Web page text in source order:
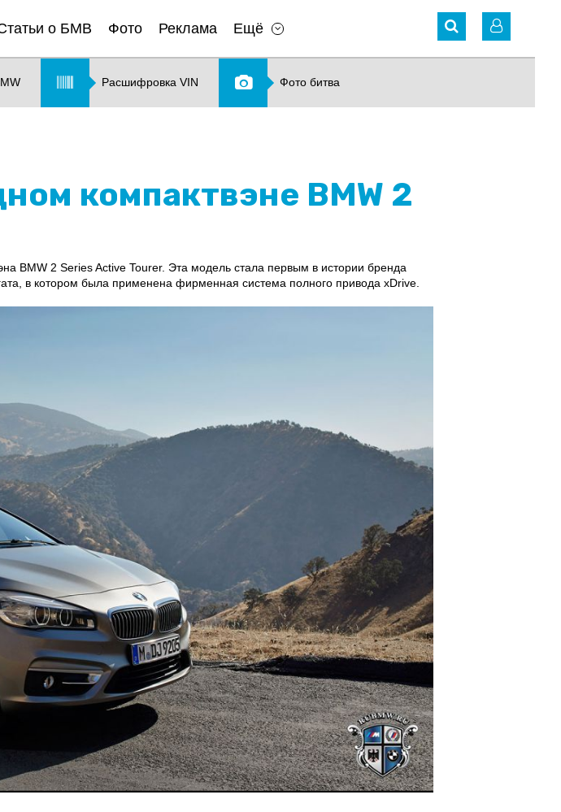
о БМВ Фото Реклама Ещё
Расшифровка VIN Фото битва
компактвэне BMW 2
BMW 2 Series Active Tourer. Эта модель стала первым в истории бренда
в котором была применена фирменная система полного привода xDrive.